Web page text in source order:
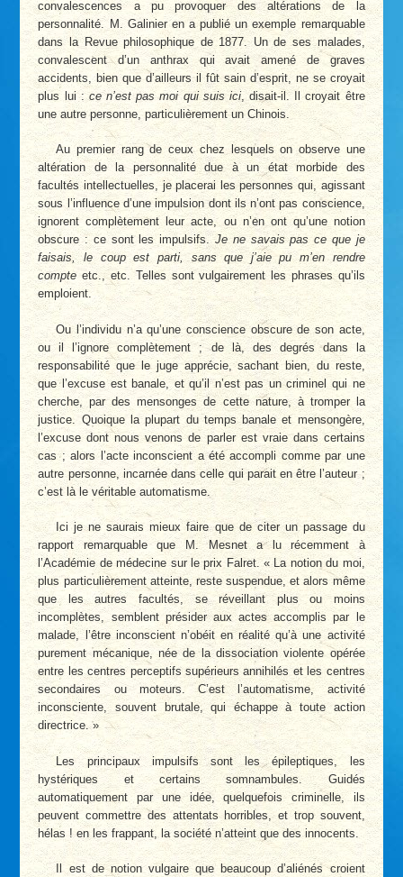
convalescences a pu provoquer des altérations de la
personnalité. M. Galinier en a publié un exemple remarquable
dans la Revue philosophique de 1877. Un de ses malades,
convalescent d’un anthrax qui avait amené de graves
accidents, bien que d’ailleurs il fût sain d’esprit, ne se croyait
plus lui :ce n’est pas moi qui suis ici, disait-il. Il croyait être
une autre personne, particulièrement un Chinois.
Au premier rang de ceux chez lesquels on observe une
altération de la personnalité due à un état morbide des
facultés intellectuelles, je placerai les personnes qui, agissant
sous l’influence d’une impulsion dont ils n’ont pas conscience,
ignorent complètement leur acte, ou n’en ont qu’une notion
obscure : ce sont les impulsifs.Je ne savais pas ce que je
faisais, le coup est parti, sans que j’aie pu m’en rendre
compteetc., etc. Telles sont vulgairement les phrases qu’ils
emploient.
Ou l’individu n’a qu’une conscience obscure de son acte,
ou il l’ignore complètement ; de là, des degrés dans la
responsabilité que le juge apprécie, sachant bien, du reste,
que l’excuse est banale, et qu’il n’est pas un criminel qui ne
cherche, par des mensonges de cette nature, à tromper la
justice. Quoique la plupart du temps banale et mensongère,
l’excuse dont nous venons de parler est vraie dans certains
cas ; alors l’acte inconscient a été accompli comme par une
autre personne, incarnée dans celle qui parait en être l’auteur ;
c’est là le véritable automatisme.
Ici je ne saurais mieux faire que de citer un passage du
rapport remarquable que M. Mesnet a lu récemment à
l’Académie de médecine sur le prix Falret. « La notion du moi,
plus particulièrement atteinte, reste suspendue, et alors même
que les autres facultés, se réveillant plus ou moins
incomplètes, semblent présider aux actes accomplis par le
malade, l’être inconscient n’obéit en réalité qu’à une activité
purement mécanique, née de la dissociation violente opérée
entre les centres perceptifs supérieurs annihilés et les centres
secondaires ou moteurs. C’est l’automatisme, activité
inconsciente, souvent brutale, qui échappe à toute action
directrice. »
Les principaux impulsifs sont les épileptiques, les
hystériques et certains somnambules. Guidés
automatiquement par une idée, quelquefois criminelle, ils
peuvent commettre des attentats horribles, et trop souvent,
hélas ! en les frappant, la société n’atteint que des innocents.
Il est de notion vulgaire que beaucoup d’aliénés croient